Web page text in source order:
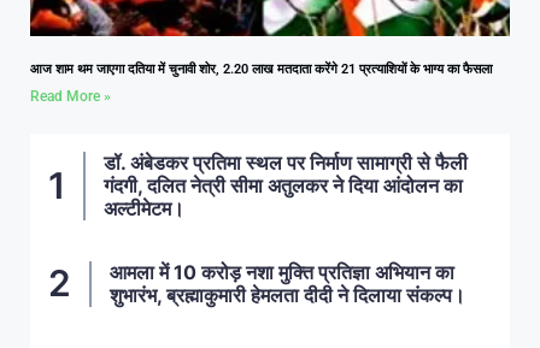
आज शाम थम जाएगा दतिया में चुनावी शोर, 2.20 लाख मतदाता करेंगे 21 प्रत्याशियों के भाग्य का फैसला
Read More »
डॉ. अंबेडकर प्रतिमा स्थल पर निर्माण सामाग्री से फैली
गंदगी, दलित नेत्री सीमा अतुलकर ने दिया आंदोलन का
अल्टीमेटम।
आमला में 10 करोड़ नशा मुक्ति प्रतिज्ञा अभियान का
शुभारंभ, ब्रह्माकुमारी हेमलता दीदी ने दिलाया संकल्प।